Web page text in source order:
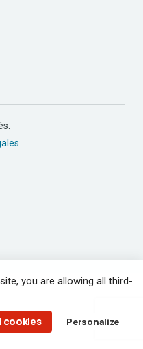
you are allowing all third-
cookies Personalize